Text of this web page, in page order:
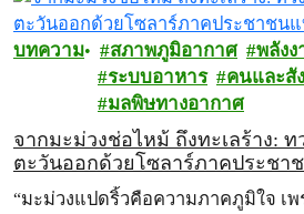
บทความ สภาพภูมิอากาศ
พลัง
ระบบอาหาร
คนและสั
มลพิษทางอากาศ
จากมะม่วงช่อไหม้ ถึงทะเลร้าง:
ตะวันออกด้วยโซลาร์ภาคประชา
“มะม่วงแปดริ้วคือความภาคภูมิใจ เ